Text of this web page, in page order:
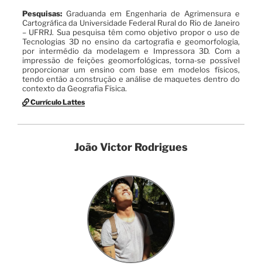
Pesquisas: Graduanda em Engenharia de Agrimensura e
Cartográfica da Universidade Federal Rural do Rio de Janeiro
– UFRRJ. Sua pesquisa têm como objetivo propor o uso de
Tecnologias 3D no ensino da cartografia e geomorfologia,
por intermédio da modelagem e Impressora 3D. Com a
impressão de feições geomorfológicas, torna-se possível
proporcionar um ensino com base em modelos físicos,
tendo então a construção e análise de maquetes dentro do
contexto da Geografia Física.
Currículo Lattes
João Victor Rodrigues